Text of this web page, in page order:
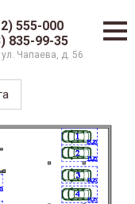
555-000
835-99-35
ул. Чапаева, д. 56